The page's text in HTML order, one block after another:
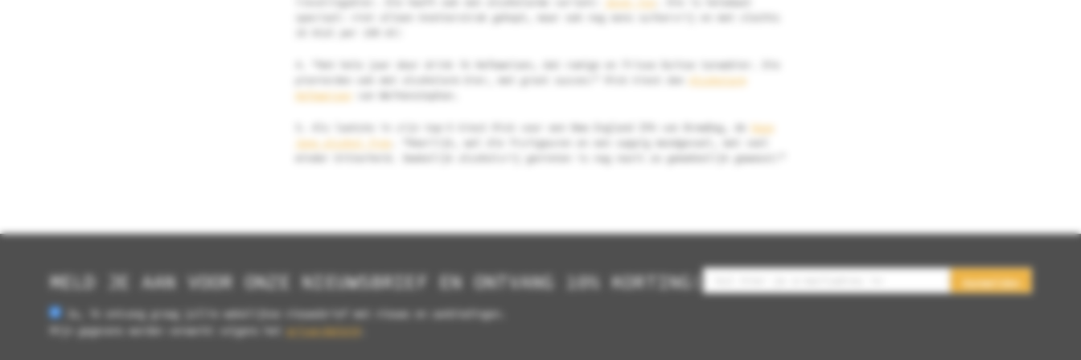
speciaal: niet alleen knetterstrak gehopt, maar ook nog eens suikervrij en met slechts
4. “Het hele jaar door drink ik Hefeweizen, dat romige en frisse Duitse tarwebier. Die
Alcoholarm
Hefeweizen
5. Als laatste in zijn top-5 kiest Rick voor een New England IPA van BrewDog, de
Haze
Jane alcohol free
. “Heerlijk, wel die fruitgeuren en een sappig mondgevoel, met veel
minder bitterheid. Smakelijk alcoholvrij genieten is nog nooit zo gemakkelijk geweest!”
MELD JE AAN VOOR ONZE NIEUWSBRIEF EN ONTVANG 10% KORTING!
Ja, ik ontvang graag jullie wekelijkse nieuwsbrief met nieuws en aanbiedingen.
Mijn gegevens worden verwerkt volgens het
privacybeleid
Aanmelden